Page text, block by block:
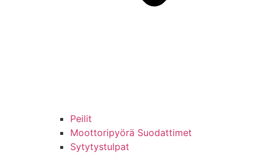
Peilit
Moottoripyörä Suodattimet
Sytytystulpat